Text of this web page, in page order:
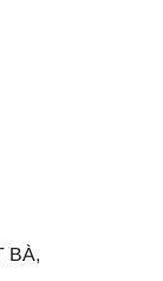
BÀ,